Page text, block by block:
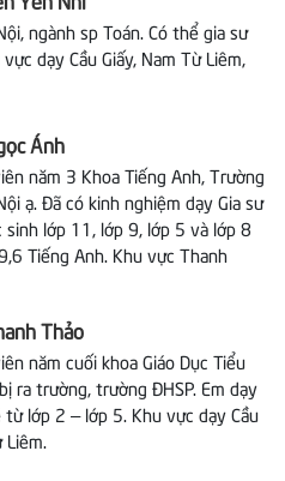
ngành sp Toán. Có thể gia sư
dạy Cầu Giấy, Nam Từ Liêm,
Ánh
năm 3 Khoa Tiếng Anh, Trường
ạ. Đã có kinh nghiệm dạy Gia sư
sinh lớp 11, lớp 9, lớp 5 và lớp 8
Tiếng Anh. Khu vực Thanh
Thảo
năm cuối khoa Giáo Dục Tiểu
ra trường, trường ĐHSP. Em dạy
từ lớp 2 – lớp 5. Khu vực dạy Cầu
Liêm.